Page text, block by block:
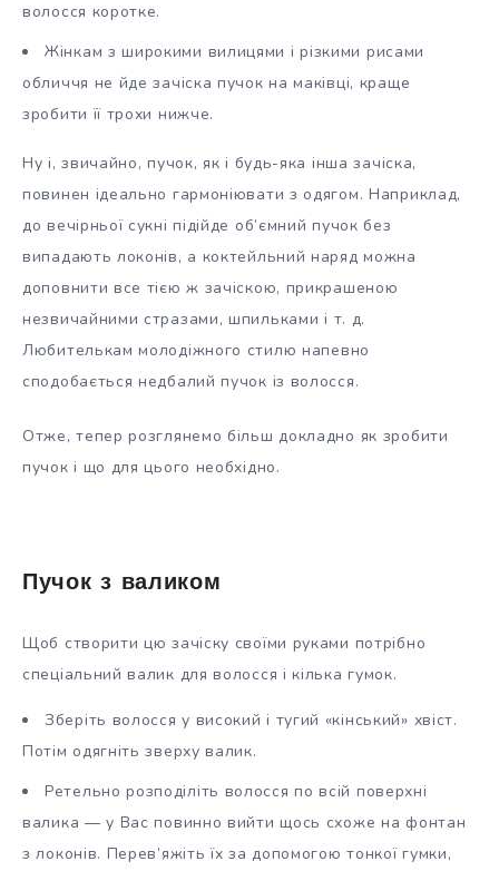
волосся коротке.
Жінкам з широкими вилицями і різкими рисами
обличчя не йде зачіска пучок на маківці, краще
зробити її трохи нижче.
Ну і, звичайно, пучок, як і будь-яка інша зачіска,
повинен ідеально гармоніювати з одягом. Наприклад,
до вечірньої сукні підійде об’ємний пучок без
випадають локонів, а коктейльний наряд можна
доповнити все тією ж зачіскою, прикрашеною
незвичайними стразами, шпильками і т. д.
Любителькам молодіжного стилю напевно
сподобається недбалий пучок із волосся.
Отже, тепер розглянемо більш докладно як зробити
пучок і що для цього необхідно.
Пучок з валиком
Щоб створити цю зачіску своїми руками потрібно
спеціальний валик для волосся і кілька гумок.
Зберіть волосся у високий і тугий «кінський» хвіст.
Потім одягніть зверху валик.
Ретельно розподіліть волосся по всій поверхні
валика — у Вас повинно вийти щось схоже на фонтан
з локонів. Перев’яжіть їх за допомогою тонкої гумки,